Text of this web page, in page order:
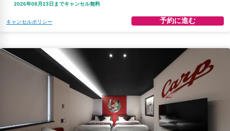
2026年08月23日までキャンセル無料
キャンセルポリシー 予約に進む